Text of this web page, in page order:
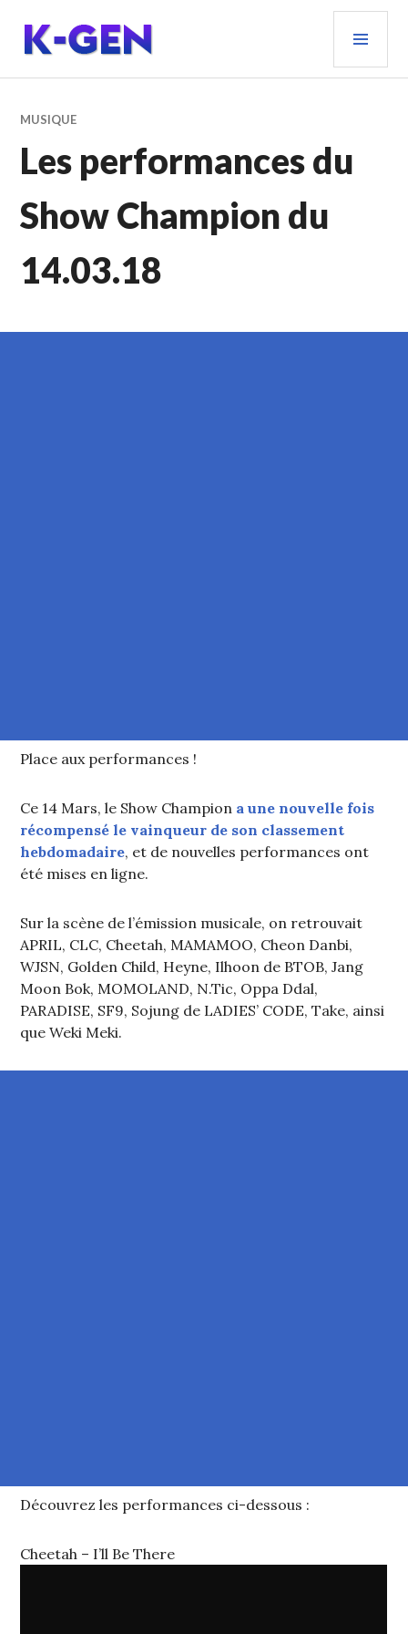
contenu
principal
K-GEN
MUSIQUE
Les performances du
Show Champion du
14.03.18
Place aux performances !
Ce 14 Mars, le Show Champion a une nouvelle fois
récompensé le vainqueur de son classement
hebdomadaire, et de nouvelles performances ont
été mises en ligne.
Sur la scène de l’émission musicale, on retrouvait
APRIL, CLC, Cheetah, MAMAMOO, Cheon Danbi,
WJSN, Golden Child, Heyne, Ilhoon de BTOB, Jang
Moon Bok, MOMOLAND, N.Tic, Oppa Ddal,
PARADISE, SF9, Sojung de LADIES’ CODE, Take, ainsi
que Weki Meki.
Découvrez les performances ci-dessous :
Cheetah – I’ll Be There